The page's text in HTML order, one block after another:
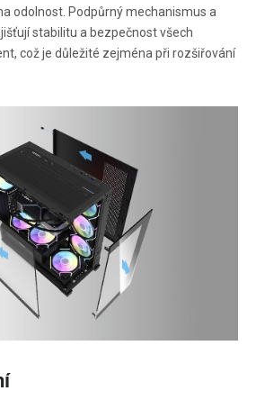
odolnost. Podpůrný mechanismus a
stabilitu a bezpečnost všech
což je důležité zejména při rozšiřování